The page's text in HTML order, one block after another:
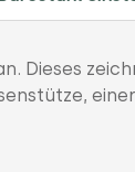
Dieses
einer